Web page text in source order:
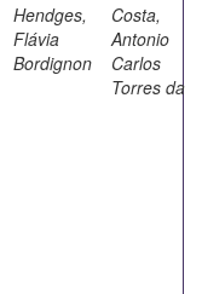
Hendges,
Flávia
Bordignon
Costa,
Antonio
Carlos
Torres da